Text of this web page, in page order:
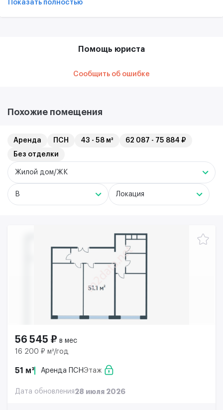
Показать полностью
Помощь юриста
Сообщить об ошибке
Похожие помещения
Аренда ПСН 43 - 58 м²
62 087 - 75 884 ₽
Без отделки
Жилой дом/ЖК
B Локация
56 545 ₽ в мес
16 200 ₽ м²/год
51 м² Аренда ПСНЭтаж
Дата обновления28 июля 2026